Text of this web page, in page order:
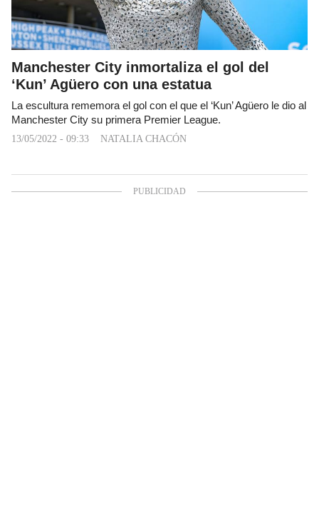
Manchester City inmortaliza el gol del
‘Kun’ Agüero con una estatua
La escultura rememora el gol con el que el ‘Kun’ Agüero le dio al
Manchester City su primera Premier League.
13/05/2022 - 09:33 NATALIA CHACÓN